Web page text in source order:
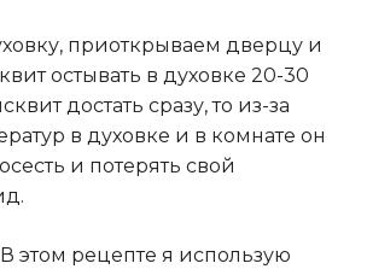
приоткрываем дверцу и
остывать в духовке 20-30
достать сразу, то из-за
в духовке и в комнате он
и потерять свой
этом рецепте я использую